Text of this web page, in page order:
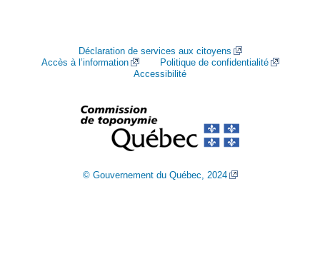
Déclaration de services aux citoyens
Accès à l’information
Politique de confidentialité
Accessibilité
© Gouvernement du Québec, 2024